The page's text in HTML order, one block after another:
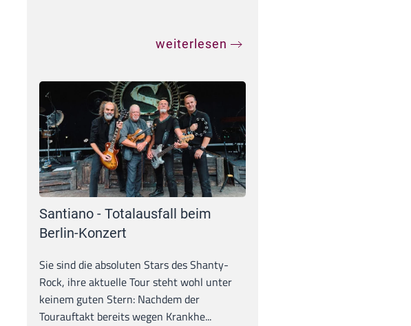
weiterlesen
Santiano - Totalausfall beim
Berlin-Konzert
Sie sind die absoluten Stars des Shanty-
Rock, ihre aktuelle Tour steht wohl unter
keinem guten Stern: Nachdem der
Tourauftakt bereits wegen Krankhe...